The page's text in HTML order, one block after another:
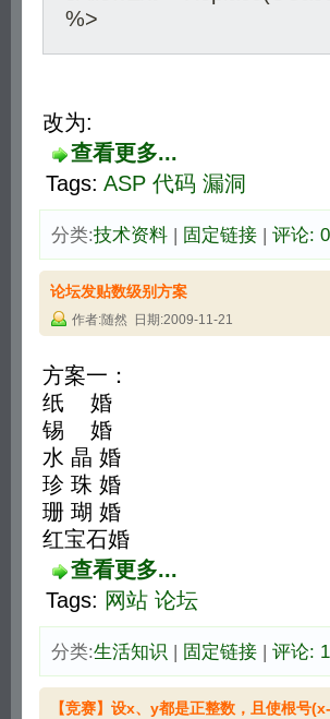
%>
改为:
查看更多...
Tags: ASP 代码 漏洞
分类:技术资料| 固定链接| 评论: 0
论坛发贴数级别方案
作者:随然 日期:2009-11-21
方案一：
纸 婚
锡 婚
水 晶 婚
珍 珠 婚
珊 瑚 婚
红宝石婚
查看更多...
Tags: 网站 论坛
分类:生活知识 | 固定链接| 评论: 1
【竞赛】设x、y都是正整数，且使根号